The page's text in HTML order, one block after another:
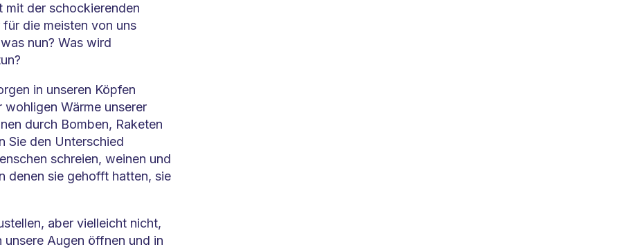
mit der schockierenden
die meisten von uns
nun? Was wird
in unseren Köpfen
Wärme unserer
durch Bomben, Raketen
Sie den Unterschied
schreien, weinen und
denen sie gehofft hatten, sie
aber vielleicht nicht,
Augen öffnen und in